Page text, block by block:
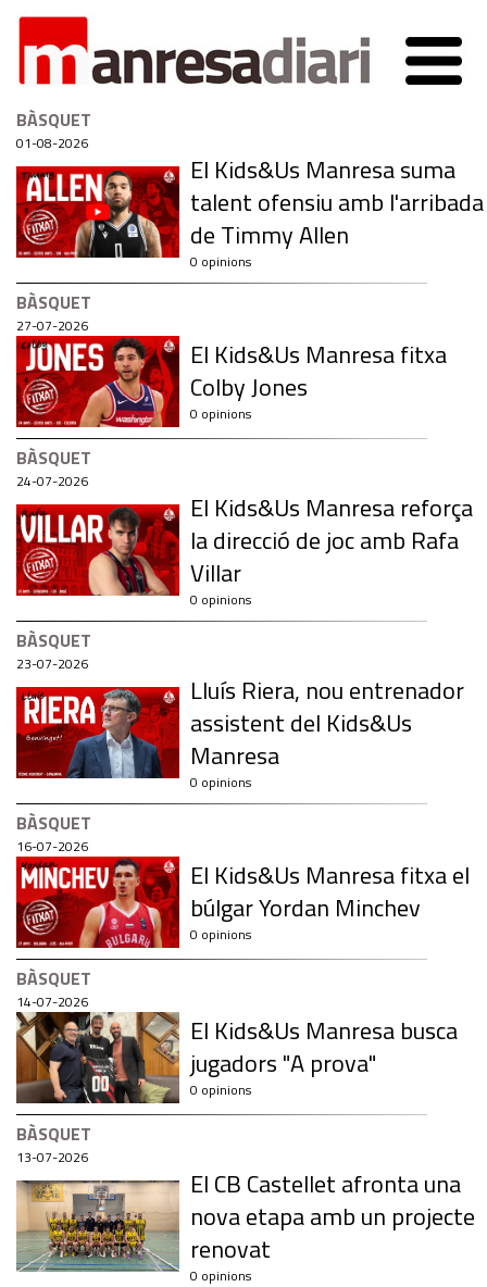
BÀSQUET
01-08-2026
El Kids&Us Manresa suma
talent ofensiu amb l'arribada
de Timmy Allen
0 opinions
BÀSQUET
27-07-2026
El Kids&Us Manresa fitxa
Colby Jones
0 opinions
BÀSQUET
24-07-2026
El Kids&Us Manresa reforça
la direcció de joc amb Rafa
Villar
0 opinions
BÀSQUET
23-07-2026
Lluís Riera, nou entrenador
assistent del Kids&Us
Manresa
0 opinions
BÀSQUET
16-07-2026
El Kids&Us Manresa fitxa el
búlgar Yordan Minchev
0 opinions
BÀSQUET
14-07-2026
El Kids&Us Manresa busca
jugadors "A prova"
0 opinions
BÀSQUET
13-07-2026
El CB Castellet afronta una
nova etapa amb un projecte
renovat
0 opinions